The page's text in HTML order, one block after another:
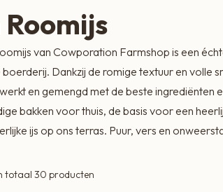
09:00 - 17:30
van Cowporation Farmshop is een
Dankzij de romige textuur en volle
en gemengd met de beste ingrediënten
bakken voor thuis, de basis voor een
ijs op ons terras. Puur, vers en
totaal 30 producten